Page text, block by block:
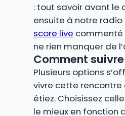
: tout savoir avant le
ensuite à notre
score live commenté
ne rien manquer de
Comment
Plusieurs options
vivre cette rencontre
étiez. Choisissez
le mieux en fonction